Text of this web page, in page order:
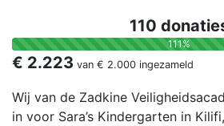
110
111%
€ 2.223 van € 2.000 ingezameld
Wij van de Zadkine
in voor Sara’s Kindergarten in